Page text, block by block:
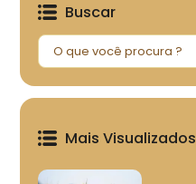
Buscar
Pesquisar
Mais Visualizados